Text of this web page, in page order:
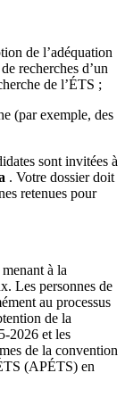
de l’adéquation
recherches d’un
de l’ÉTS ;
(par exemple, des
sont invitées à
. Votre dossier doit
retenues pour
à la
Les personnes de
au processus
de la
2026 et les
de la convention
(APÉTS) en